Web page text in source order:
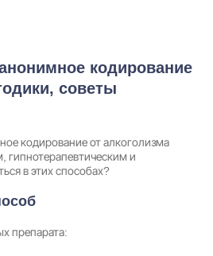
кодирование
советы
кодирование от алкоголизма
и
в этих способах?
препарата:
перезвоним!
ответим вам